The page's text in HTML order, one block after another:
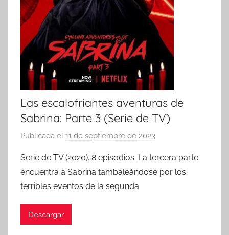
Las escalofriantes aventuras de
Sabrina: Parte 3 (Serie de TV)
Publicada el 11 de septiembre de 2023
r
Serie de TV (2020). 8 episodios. La tercera parte
encuentra a Sabrina tambaleándose por los
terribles eventos de la segunda
Descargar